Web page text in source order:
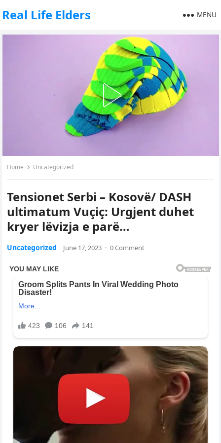
Real Life Elders MENU
Home Uncategorized
Tensionet Serbi – Kosovë/ DASH
ultimatum Vuçiç: Urgjent duhet
kryer lëvizja e parë…
Uncategorized June 17, 2023 · 0 Comment